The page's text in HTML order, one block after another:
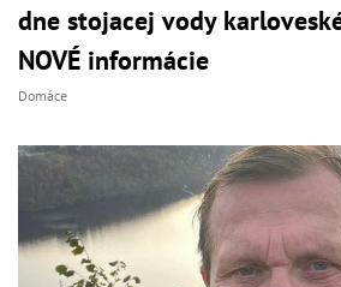
dne stojacej vody
NOVÉ informácie
Domáce